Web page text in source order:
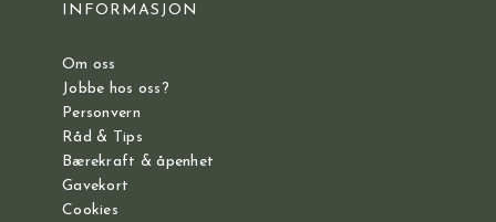
INFORMASJON
Om oss
Jobbe hos oss?
Personvern
Råd & Tips
Bærekraft & åpenhet
Gavekort
Cookies